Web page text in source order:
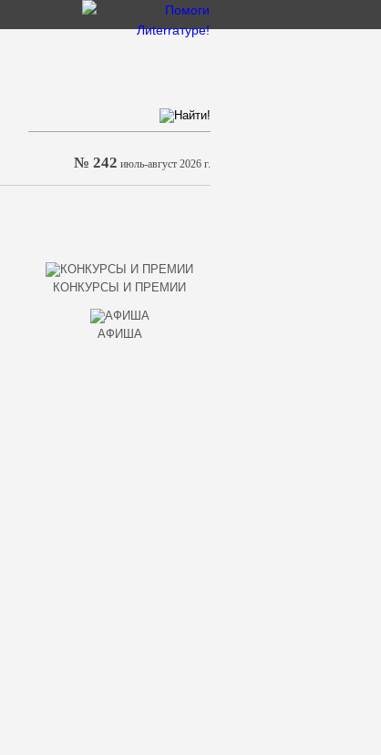
№ 242 июль-август 2026 г.
КОНКУРСЫ И ПРЕМИИ
АФИША